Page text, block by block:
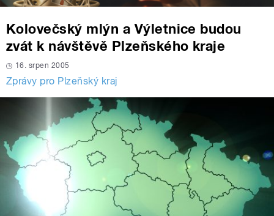
Kolovečský mlýn a Výletnice budou
zvát k návštěvě Plzeňského kraje
16. srpen 2005
Zprávy pro Plzeňský kraj